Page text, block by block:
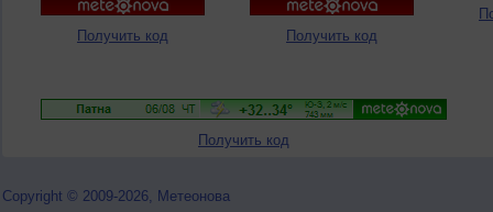
Получить код Получить код
Получить код
Copyright © 2009-2026, Метеонова